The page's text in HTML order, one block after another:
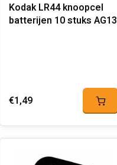
Kodak LR44 knoopcel
batterijen 10 stuks AG13
€1,49